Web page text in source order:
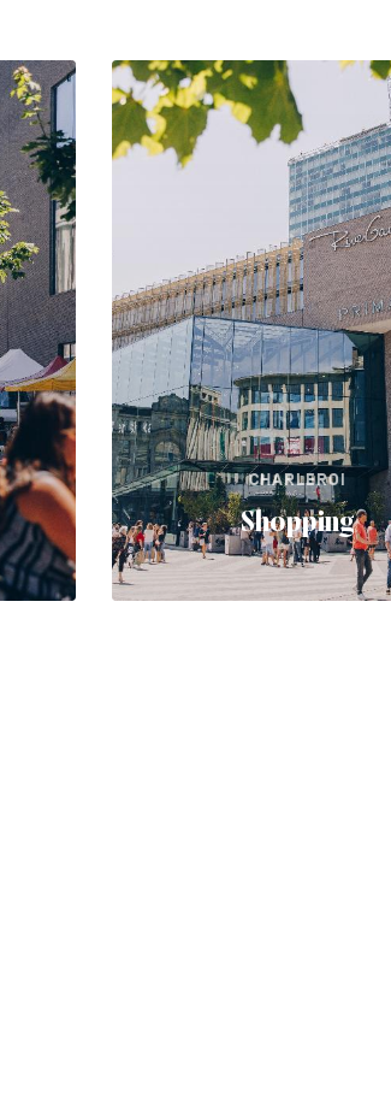
CHARLEROI
Shopping